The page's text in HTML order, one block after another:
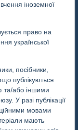
іноземної
право на
української
посібники,
публікуються
та/або іншими
У разі публікації
мовами
мають